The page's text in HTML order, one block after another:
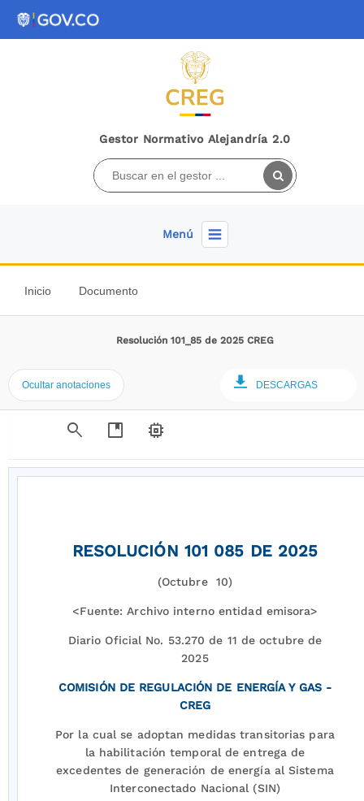
Gestor Normativo Alejandría 2.0
Menú
Inicio Documento
Resolución 101_85 de 2025 CREG
Ocultar anotaciones DESCARGAS
search developer_guide memory
RESOLUCIÓN 101 085 DE 2025
(Octubre 10)
<Fuente: Archivo interno entidad emisora>
Diario Oficial No. 53.270 de 11 de octubre de
2025
COMISIÓN DE REGULACIÓN DE ENERGÍA Y GAS -
CREG
Por la cual se adoptan medidas transitorias para
la habilitación temporal de entrega de
excedentes de generación de energía al Sistema
Interconectado Nacional (SIN)